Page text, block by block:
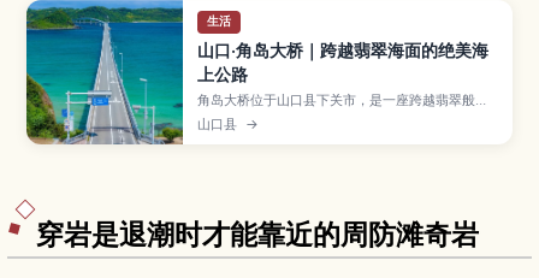
生活
山口·角岛大桥｜跨越翡翠海面的绝美海
上公路
角岛大桥位于山口县下关市，是一座跨越翡翠般的
日本海、连结丰北町与角岛的人气海上大桥。文章
将介绍观景与拍照要点、最佳旅行季节、附近沙滩
山口县 →
穿岩是退潮时才能靠近的周防滩奇岩